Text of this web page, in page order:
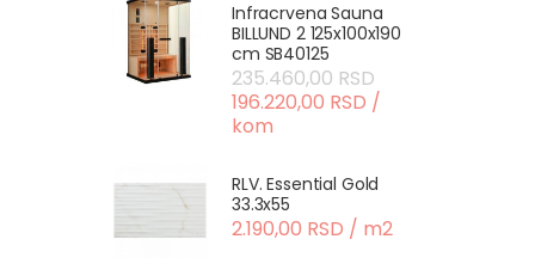
Infracrvena Sauna
BILLUND 2 125x100x190
cm SB40125
235.460,00 RSD
196.220,00 RSD /
kom
RLV. Essential Gold
33.3x55
2.190,00 RSD / m2